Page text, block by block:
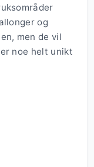
og
men de vil
noe helt unikt